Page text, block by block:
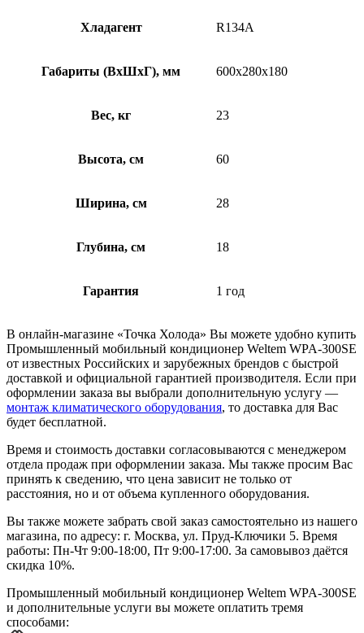
Хладагент R134A
Габариты (ВхШхГ), мм 600х280х180
Вес, кг 23
Высота, см 60
Ширина, см 28
Глубина, см 18
Гарантия 1 год
В онлайн-магазине «Точка Холода» Вы можете удобно купить
Промышленный мобильный кондиционер Weltem WPA-300SE
от известных Российских и зарубежных брендов с быстрой
доставкой и официальной гарантией производителя. Если при
оформлении заказа вы выбрали дополнительную услугу —
монтаж климатического оборудования, то доставка для Вас
будет бесплатной.
Время и стоимость доставки согласовываются с менеджером
отдела продаж при оформлении заказа. Мы также просим Вас
принять к сведению, что цена зависит не только от
расстояния, но и от объема купленного оборудования.
Вы также можете забрать свой заказ самостоятельно из нашего
магазина, по адресу: г. Москва, ул. Пруд-Ключики 5. Время
работы: Пн-Чт 9:00-18:00, Пт 9:00-17:00. За самовывоз даётся
скидка 10%.
Промышленный мобильный кондиционер Weltem WPA-300SE
и дополнительные услуги вы можете оплатить тремя
способами: